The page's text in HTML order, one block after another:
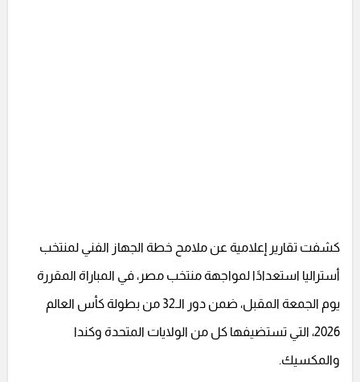
كشفت تقارير إعلامية عن ملامح خطة الجهاز الفني لمنتخب
أستراليا استعدادًا لمواجهة منتخب مصر، في المباراة المقررة
يوم الجمعة المقبل، ضمن دور الـ32 من بطولة كأس العالم
2026، التي تستضيفها كل من الولايات المتحدة وكندا
والمكسيك.